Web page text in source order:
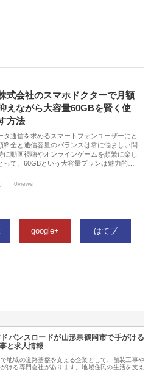
式会社のスマホドクターで月額
えながら大容量60GBを賢く使
方法
タ通信を求めるスマートフォンユーザーにと
料金と通信容量のバランスは常に悩ましい問
に動画視聴やオンラインゲームを頻繁に楽し
って、60GBという大容量プランは魅力的…
0views
google+ はてブ
バンスロードが山形県鶴岡市で手がける
と求人情報
地域の道路基盤を支える企業として、舗装工事や
ける専門会社があります。地域住民の生活を支え